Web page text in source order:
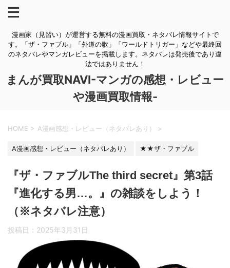
漫画家（見習い）が運営する無料の漫画買取・ネタバレ情報サイトで
す。「ザ・ファブル」「外道の歌」「ワールドトリガー」などや最終回
のネタバレやマンガレビューを掲載します。ネタバレは発売後であり違
法ではありません！
まんが買取NAVI-マンガの感想・レビュー
や漫画買取情報-
HOME > A漫画感想・レビュー（ネタバレあり） >
A漫画感想・レビュー（ネタバレあり） ★★ザ・ファブル
『ザ・ファブルThe third secret』第3話
『進化する男…。』の雑談をしよう！
（※ネタバレ注意）
投稿日： 2025年3月31日